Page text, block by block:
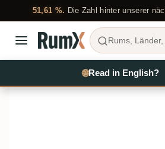
51,61 %. Die Zahl hinter unserer
Rums, Länder,
Venezuela RX16056